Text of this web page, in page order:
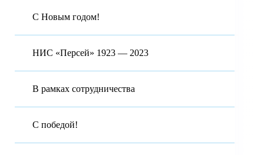
С Новым годом!
НИС «Персей» 1923 — 2023
В рамках сотрудничества
С победой!